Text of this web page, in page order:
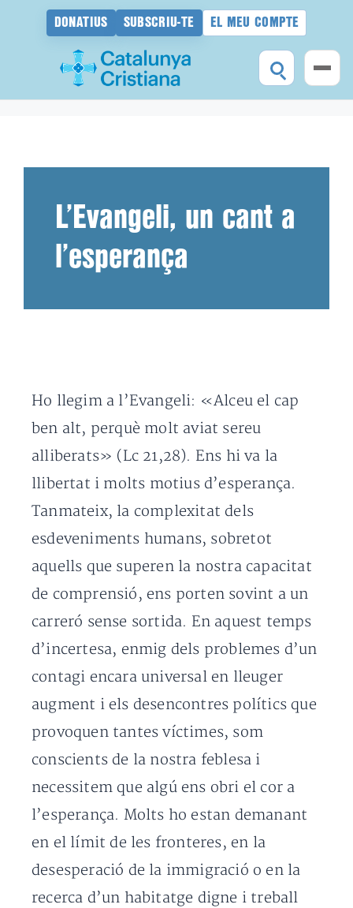
DONATIUS SUBSCRIU-TE EL MEU COMPTE
L’Evangeli, un cant a
l’esperança
Ho llegim a l’Evangeli: «Alceu el cap
ben alt, perquè molt aviat sereu
alliberats» (Lc 21,28). Ens hi va la
llibertat i molts motius d’esperança.
Tanmateix, la complexitat dels
esdeveniments humans, sobretot
aquells que superen la nostra capacitat
de comprensió, ens porten sovint a un
carreró sense sortida. En aquest temps
d’incertesa, enmig dels problemes d’un
contagi encara universal en lleuger
augment i els desencontres polítics que
provoquen tantes víctimes, som
conscients de la nostra feblesa i
necessitem que algú ens obri el cor a
l’esperança. Molts ho estan demanant
en el límit de les fronteres, en la
desesperació de la immigració o en la
recerca d’un habitatge digne i treball